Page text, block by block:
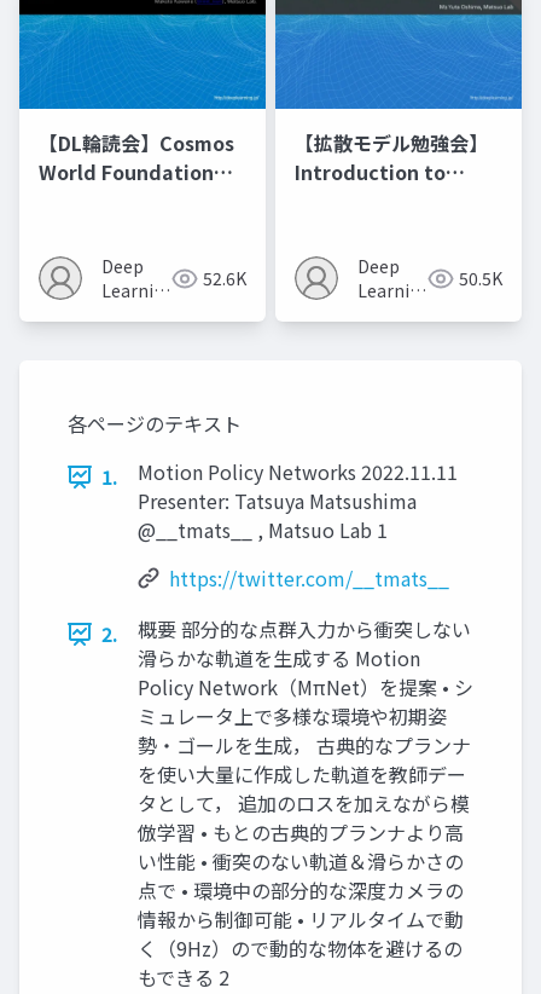
【DL輪読会】Cosmos
World Foundation
Deep
Learning
52.6K
【拡散モデル勉強会】
Introduction to
Deep
Learning
50.5K
各ページのテキスト
1.
Motion Policy Networks 2022.11.11
Presenter: Tatsuya Matsushima
@__tmats__ , Matsuo Lab 1
https://twitter.com/__tmats__
2.
概要 部分的な点群入力から衝突しない
滑らかな軌道を生成する Motion
Policy Network（MπNet）を提案 • シ
ミュレータ上で多様な環境や初期姿
勢・ゴールを生成， 古典的なプランナ
を使い大量に作成した軌道を教師デー
タとして， 追加のロスを加えながら模
倣学習 • もとの古典的プランナより高
い性能 • 衝突のない軌道＆滑らかさの
点で • 環境中の部分的な深度カメラの
情報から制御可能 • リアルタイムで動
く（9Hz）ので動的な物体を避けるの
もできる 2